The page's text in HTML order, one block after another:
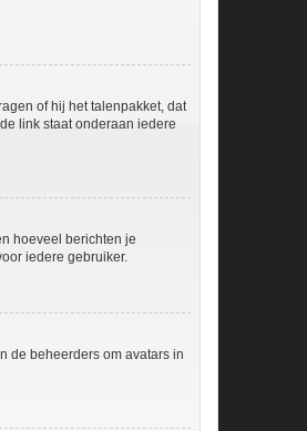
of hij het talenpakket, dat
link staat onderaan iedere
hoeveel berichten je
iedere gebruiker.
de beheerders om avatars in